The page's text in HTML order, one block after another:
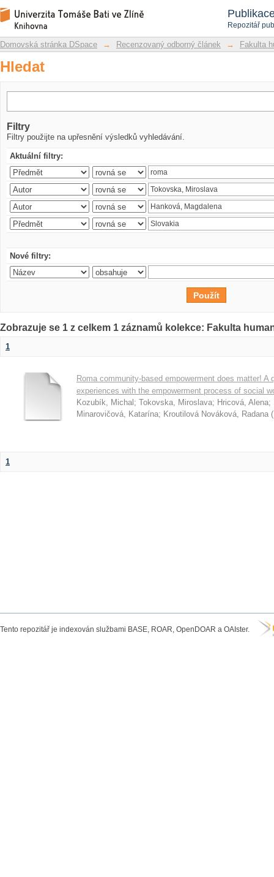
Repozitář
Hledat
Repozitář DSpace/Manakin
Domovská stránka DSpace → Recenzovaný odborný článek → Fakulta
Hledat
Filtry
Filtry použijte na upřesnění výsledků vyhledávání.
Aktuální filtry:
Nové filtry:
Zobrazuje se 1 z celkem 1 záznamů kolekce: Fakulta
1
Roma community-based empowerment does matter!
experiences with the empowerment process of social
Kozubík, Michal ; Tokovska, Miroslava; Hricová, Alena;
Minarovičová, Katarína; Kroutilová Nováková, Radana (
1
Tento repozitář je indexován službami BASE, ROAR, OpenDOAR a OAIster.